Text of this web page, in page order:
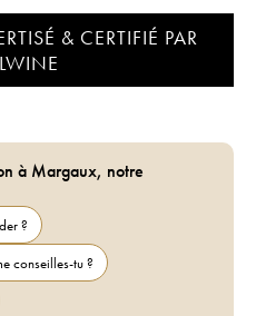
& CERTIFIÉ PAR
à Margaux, notre
?
conseilles-tu ?